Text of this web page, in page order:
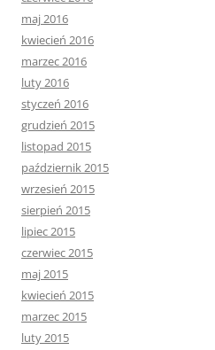
maj 2016
kwiecień 2016
marzec 2016
luty 2016
styczeń 2016
grudzień 2015
listopad 2015
październik 2015
wrzesień 2015
sierpień 2015
lipiec 2015
czerwiec 2015
maj 2015
kwiecień 2015
marzec 2015
luty 2015